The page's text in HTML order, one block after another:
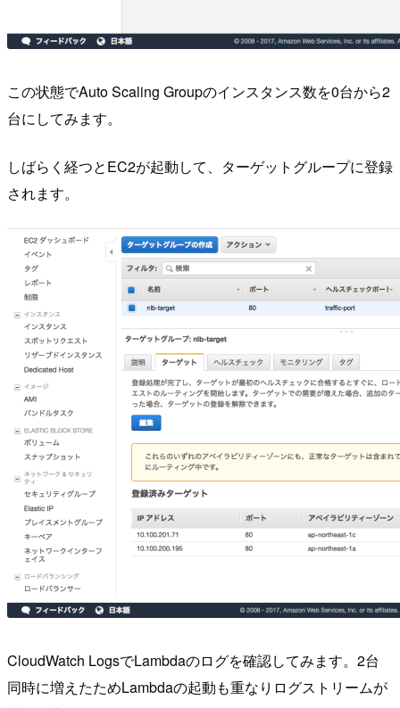
この状態でAuto Scaling Groupのインスタンス数を0台から2
台にしてみます。
しばらく経つとEC2が起動して、ターゲットグループに登録
されます。
CloudWatch LogsでLambdaのログを確認してみます。2台
同時に増えたためLambdaの起動も重なりログストリームが